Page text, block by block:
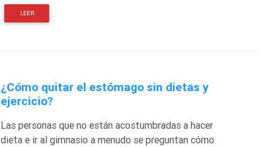
LEER
¿Cómo quitar el estómago sin dietas y
ejercicio?
Las personas que no están acostumbradas a hacer
dieta e ir al gimnasio a menudo se preguntan cómo